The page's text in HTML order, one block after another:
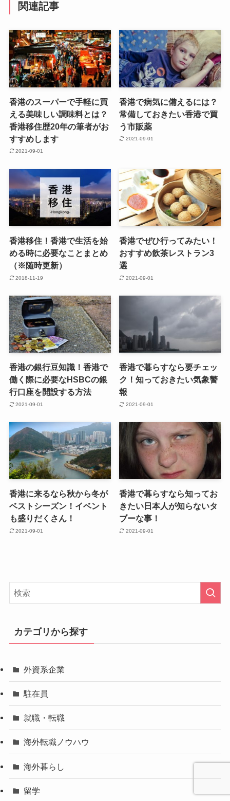
関連記事
香港のスーパーで手軽に買
える美味しい調味料とは？
香港移住歴20年の筆者がお
すすめします
2021-09-01
香港で病気に備えるには？
常備しておきたい香港で買
う市販薬
2021-09-01
香港移住！香港で生活を始
める時に必要なことまとめ
（※随時更新）
2018-11-19
香港でぜひ行ってみたい！
おすすめ飲茶レストラン3
選
2021-09-01
香港の銀行豆知識！香港で
働く際に必要なHSBCの銀
行口座を開設する方法
2021-09-01
香港で暮らすなら要チェッ
ク！知っておきたい気象警
報
2021-09-01
香港に来るなら秋から冬が
ベストシーズン！イベント
も盛りだくさん！
2021-09-01
香港で暮らすなら知ってお
きたい日本人が知らないタ
ブーな事！
2021-09-01
カテゴリから探す
外資系企業
駐在員
就職・転職
海外転職ノウハウ
海外暮らし
留学